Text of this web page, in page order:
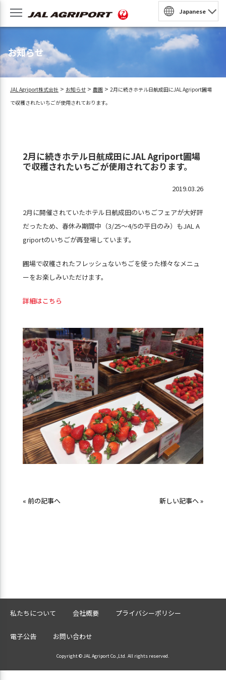
Japanese
体験
・団体プラン
お知らせ
JAL Agriport株式会社 > お知らせ > 農園 > 2月に続きホテル日航成田にJAL Agriport圃場
で収穫されたいちごが使用されております。
2月に続きホテル日航成田にJAL Agriport圃場
で収穫されたいちごが使用されております。
2019.03.26
2月に開催されていたホテル日航成田のいちごフェアが大好評
だったため、春休み期間中（3/25～4/5の平日のみ）もJAL A
griportのいちごが再登場しています。
圃場で収穫されたフレッシュないちごを使った様々なメニュ
ーをお楽しみいただけます。
詳細はこちら
« 前の記事へ 新しい記事へ »
私たちについて 会社概要 プライバシーポリシー
電子公告 お問い合わせ
Copyright © JAL Agriport Co.,Ltd. All rights reserved.